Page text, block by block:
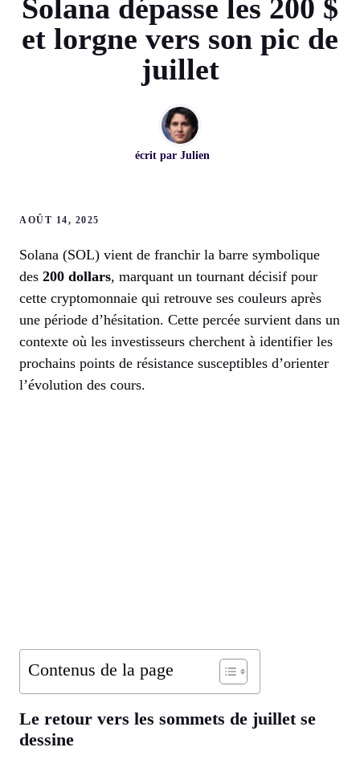
Solana dépasse les 200 $
et lorgne vers son pic de
juillet
écrit par Julien
AOÛT 14, 2025
Solana (SOL) vient de franchir la barre symbolique
des 200 dollars, marquant un tournant décisif pour
cette cryptomonnaie qui retrouve ses couleurs après
une période d’hésitation. Cette percée survient dans un
contexte où les investisseurs cherchent à identifier les
prochains points de résistance susceptibles d’orienter
l’évolution des cours.
Contenus de la page
Le retour vers les sommets de juillet se
dessine